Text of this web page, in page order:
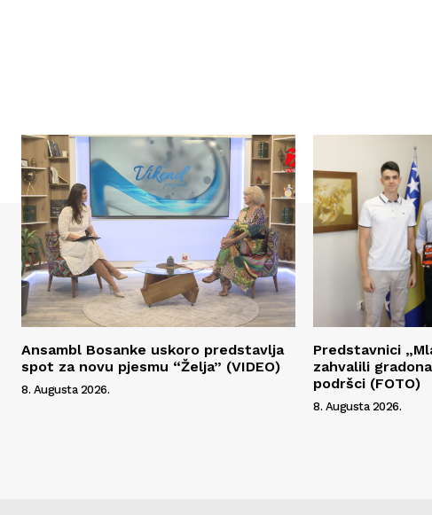
Ansambl Bosanke uskoro predstavlja
spot za novu pjesmu “Želja” (VIDEO)
8. Augusta 2026.
Predstavnici
zahvalili
podršci (FOTO)
8. Augusta 2026.